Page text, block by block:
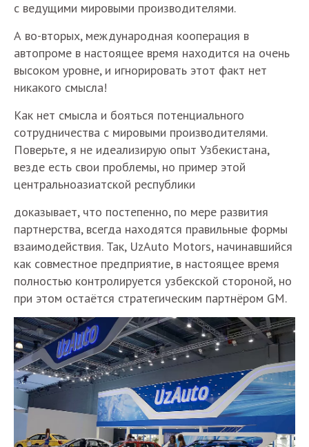
с ведущими мировыми производителями.
А во-вторых, международная кооперация в
автопроме в настоящее время находится на очень
высоком уровне, и игнорировать этот факт нет
никакого смысла!
Как нет смысла и бояться потенциального
сотрудничества с мировыми производителями.
Поверьте, я не идеализирую опыт Узбекистана,
везде есть свои проблемы, но пример этой
центральноазиатской республики
доказывает, что постепенно, по мере развития
партнерства, всегда находятся правильные формы
взаимодействия. Так, UzAuto Motors, начинавшийся
как совместное предприятие, в настоящее время
полностью контролируется узбекской стороной, но
при этом остаётся стратегическим партнёром GM.